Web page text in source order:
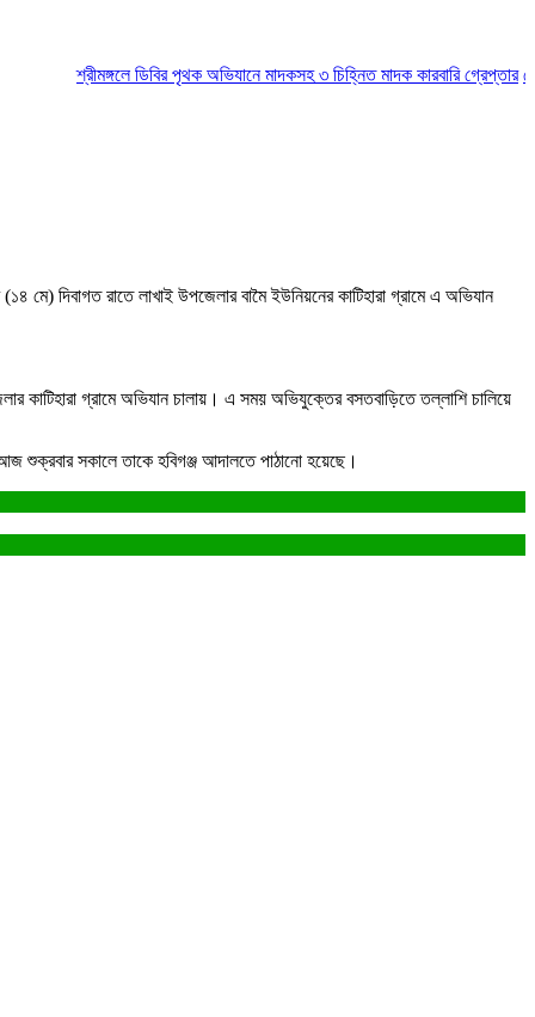
শ্রীমঙ্গলে ডিবির পৃথক অভিযানে মাদকসহ ৩ চিহ্নিত মাদক কারবারি গ্রেপ্তার
(১৪ মে) দিবাগত রাতে লাখাই উপজেলার বামৈ ইউনিয়নের কাটিহারা গ্রামে এ অভিযান
কাটিহারা গ্রামে অভিযান চালায়। এ সময় অভিযুক্তের বসতবাড়িতে তল্লাশি চালিয়ে
শুক্রবার সকালে তাকে হবিগঞ্জ আদালতে পাঠানো হয়েছে।